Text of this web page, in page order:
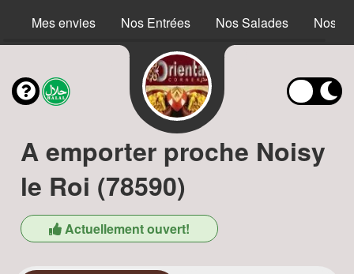
Mes envies Nos Entrées Nos Salades Nos
A emporter proche Noisy
le Roi (78590)
Actuellement ouvert!